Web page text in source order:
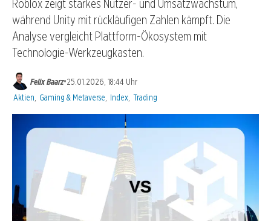
Roblox zeigt starkes Nutzer- und Umsatzwachstum,
während Unity mit rückläufigen Zahlen kämpft. Die
Analyse vergleicht Plattform-Ökosystem mit
Technologie-Werkzeugkasten.
Felix Baarz•25.01.2026, 18:44 Uhr
Kategorien:
Aktien Gaming & Metaverse Index Trading